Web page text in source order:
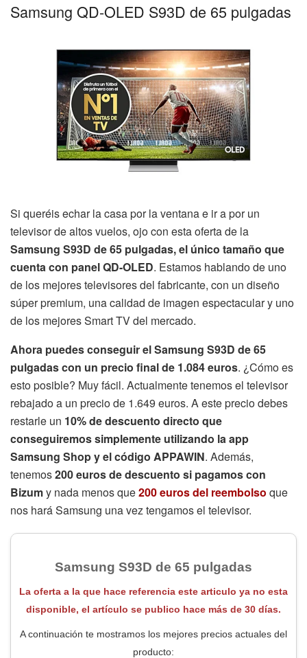
Samsung QD-OLED S93D de 65 pulgadas
Si queréis echar la casa por la ventana e ir a por un
televisor de altos vuelos, ojo con esta oferta de la
Samsung S93D de 65 pulgadas, el único tamaño que
cuenta con panel QD-OLED. Estamos hablando de uno
de los mejores televisores del fabricante, con un diseño
súper premium, una calidad de imagen espectacular y uno
de los mejores Smart TV del mercado.
Ahora puedes conseguir el Samsung S93D de 65
pulgadas con un precio final de 1.084 euros. ¿Cómo es
esto posible? Muy fácil. Actualmente tenemos el televisor
rebajado a un precio de 1.649 euros. A este precio debes
restarle un 10% de descuento directo que
conseguiremos simplemente utilizando la app
Samsung Shop y el código APPAWIN. Además,
tenemos200 euros de descuento si pagamos con
Bizumy nada menos que200 euros del reembolso que
nos hará Samsung una vez tengamos el televisor.